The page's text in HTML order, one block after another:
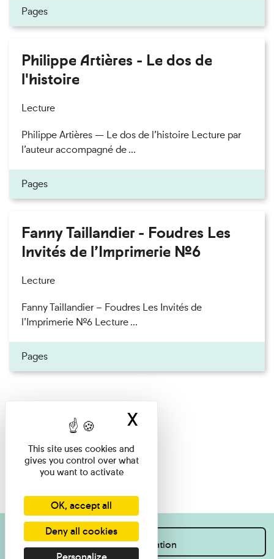
Pages
Philippe Artières - Le dos de
l'histoire
Lecture
Philippe Artières — Le dos de l’histoire Lecture par
l’auteur accompagné de ...
Pages
Fanny Taillandier - Foudres Les
Invités de l’Imprimerie n°6
Lecture
Fanny Taillandier – Foudres Les Invités de
l’Imprimerie n°6 Lecture ...
Pages
I want information
This site uses cookies and
gives you control over what
you want to activate
OK, accept all
Deny all cookies
X